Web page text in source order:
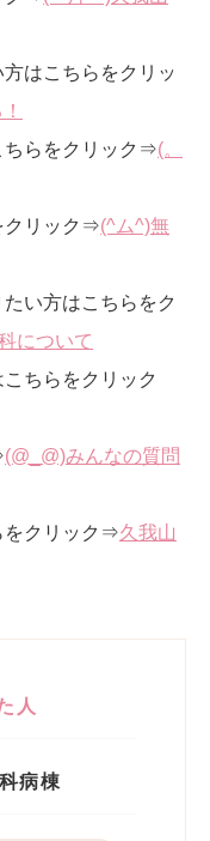
はこちらをクリッ
ちらをクリック⇒(。
クリック⇒(^ム^)無
い方はこちらをク
について
ちらをクリック
(@_@)みんなの質問
をクリック⇒久我山
人
病棟